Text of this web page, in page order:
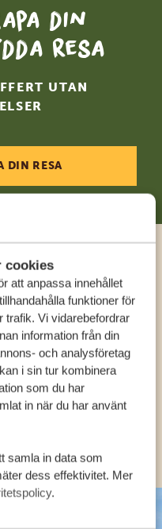
cookies
att anpassa innehållet
funktioner för
trafik. Vi vidarebefordrar
information från din
och analysföretag
i sin tur kombinera
som du har
in när du har använt
samla in data som
dess effektivitet. Mer
.
din
resa
UTAN
DIN RESA
FRÅN VÅRA
788 108